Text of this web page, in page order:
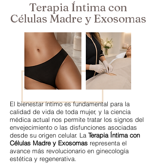
Terapia Íntima con
Células Madre y Exosomas
El bienestar íntimo es fundamental para la
calidad de vida de toda mujer, y la ciencia
médica actual nos permite tratar los signos del
envejecimiento o las disfunciones asociadas
desde su origen celular. La Terapia Íntima con
Células Madre y Exosomas representa el
avance más revolucionario en ginecología
estética y regenerativa.